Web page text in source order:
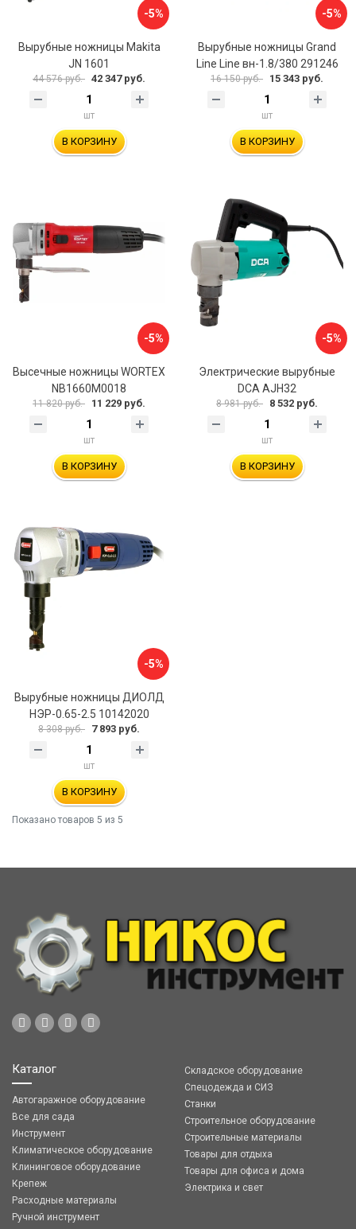
-5%
Вырубные ножницы Makita
JN 1601
44 576 руб. 42 347 руб.
шт
В КОРЗИНУ
-5%
Вырубные ножницы Grand
Line Line вн-1.8/380 291246
16 150 руб. 15 343 руб.
шт
В КОРЗИНУ
-5%
Высечные ножницы WORTEX
NB1660M0018
11 820 руб. 11 229 руб.
шт
В КОРЗИНУ
-5%
Электрические вырубные
DCA AJH32
8 981 руб. 8 532 руб.
шт
В КОРЗИНУ
-5%
Вырубные ножницы ДИОЛД
НЭР-0.65-2.5 10142020
8 308 руб. 7 893 руб.
шт
В КОРЗИНУ
Показано товаров 5 из 5
Каталог
Автогаражное оборудование
Все для сада
Инструмент
Климатическое оборудование
Клининговое оборудование
Крепеж
Расходные материалы
Ручной инструмент
Складское оборудование
Спецодежда и СИЗ
Станки
Строительное оборудование
Строительные материалы
Товары для отдыха
Товары для офиса и дома
Электрика и свет